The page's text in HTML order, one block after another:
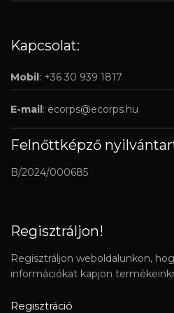
Kapcsolat:
Mobil: +36 30 939 1817
E-mail: ecorps@ecorps.hu
Felnőttképző
B/2024/000685
Regisztráljon!
Regisztráljon weboldalunkon,
információkat kapjon
Regisztráció